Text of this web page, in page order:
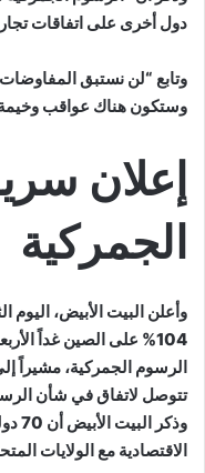
دول أخرى على اتفاقات
وتابع “لن نستبق
وستكون هناك عواقب وخيمة
إعلان
الجمركية
وأعلن البيت الأبيض، اليوم
104% على الصين غداً
الرسوم الجمركية، مشيراً
تتوصل لاتفاق في شأن
الاقتصادية مع الولايات